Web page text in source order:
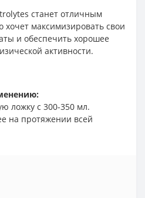
станет отличным
хочет максимизировать свои
и обеспечить хорошее
активности.
ложку с 300-350 мл.
на протяжении всей